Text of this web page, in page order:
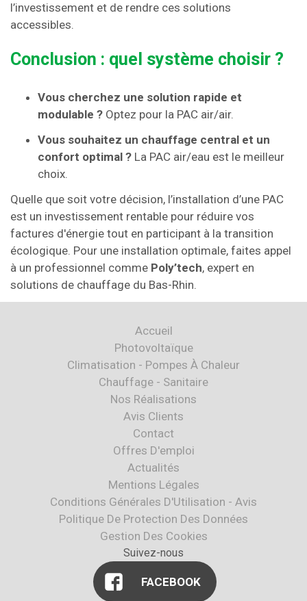
l’investissement et de rendre ces solutions
accessibles.
Conclusion : quel système choisir ?
Vous cherchez une solution rapide et
modulable ? Optez pour la PAC air/air.
Vous souhaitez un chauffage central et un
confort optimal ? La PAC air/eau est le meilleur
choix.
Quelle que soit votre décision, l’installation d’une PAC
est un investissement rentable pour réduire vos
factures d'énergie tout en participant à la transition
écologique. Pour une installation optimale, faites appel
à un professionnel comme Poly’tech, expert en
solutions de chauffage du Bas-Rhin.
Accueil
Photovoltaïque
Climatisation - Pompes À Chaleur
Chauffage - Sanitaire
Nos Réalisations
Avis Clients
Contact
Offres D'emploi
Actualités
Mentions Légales
Conditions Générales D'Utilisation - Avis
Politique De Protection Des Données
Gestion Des Cookies
Suivez-nous
FACEBOOK